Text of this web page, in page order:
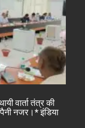
वार्ता तंत्र की
नजर।* इंडिया